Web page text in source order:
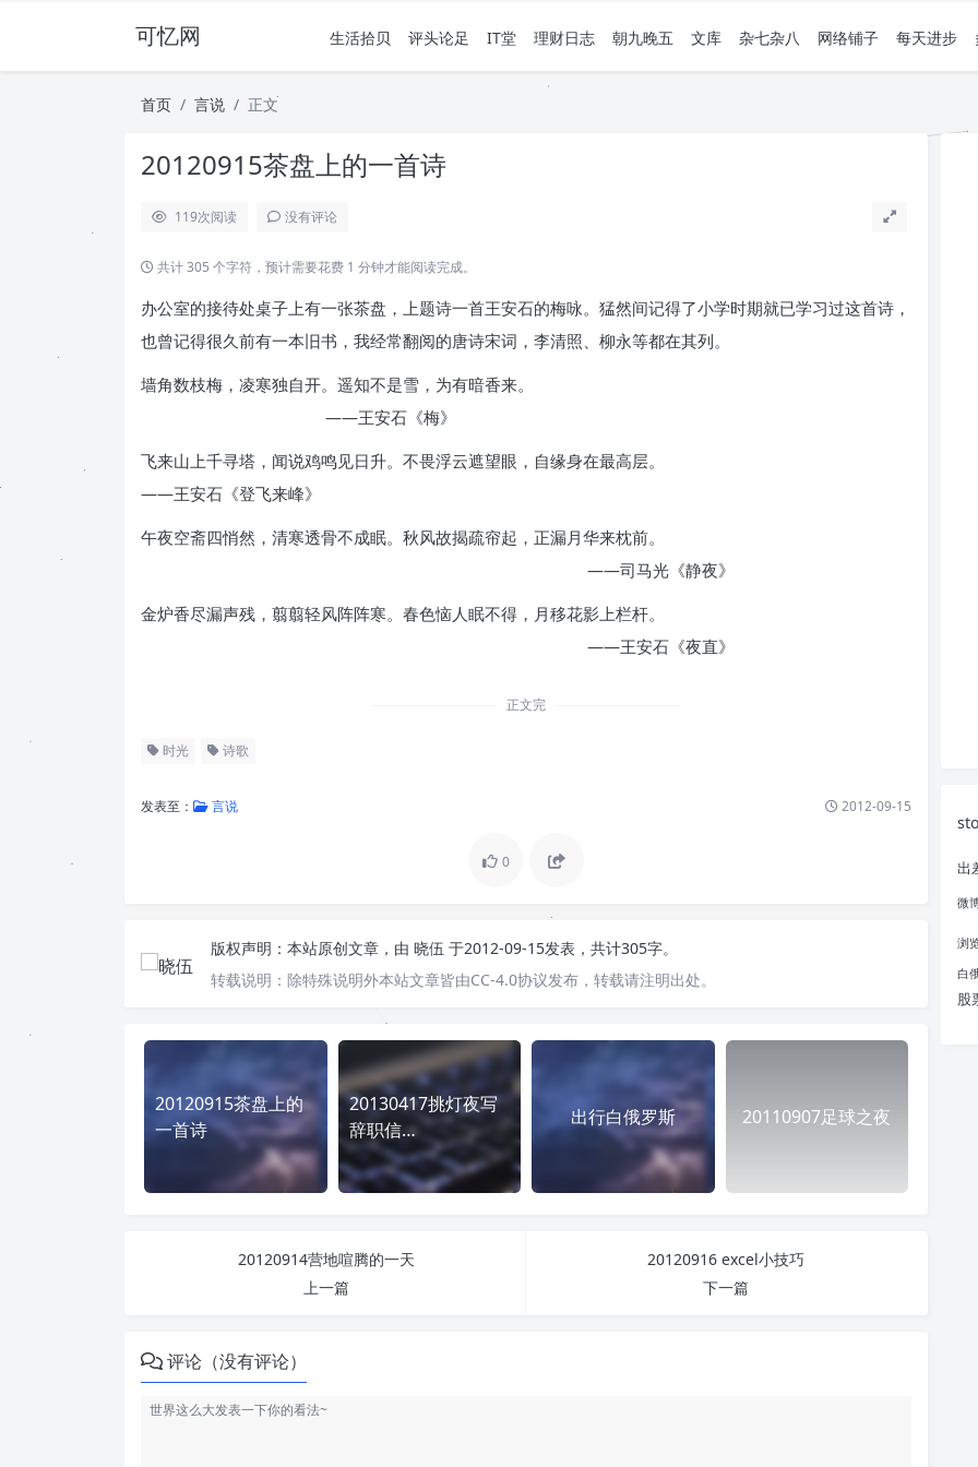
可忆网 生活拾贝 评头论足 IT堂 理财日志 朝九晚五 文库 杂七杂八 网络铺子 每天进步
首页 言说 正文
20120915茶盘上的一首诗
119次阅读 没有评论
共计 305 个字符，预计需要花费 1 分钟才能阅读完成。
办公室的接待处桌子上有一张茶盘，上题诗一首王安石的梅咏。猛然间记得了小学时期就已学习过这首诗，
也曾记得很久前有一本旧书，我经常翻阅的唐诗宋词，李清照、柳永等都在其列。
墙角数枝梅，凌寒独自开。遥知不是雪，为有暗香来。
——王安石《梅》
飞来山上千寻塔，闻说鸡鸣见日升。不畏浮云遮望眼，自缘身在最高层。
——王安石《登飞来峰》
午夜空斋四悄然，清寒透骨不成眠。秋风故揭疏帘起，正漏月华来枕前。
——司马光《静夜》
金炉香尽漏声残，翦翦轻风阵阵寒。春色恼人眠不得，月移花影上栏杆。
——王安石《夜直》
正文完
时光 诗歌
发表至： 言说 2012-09-15
0
版权声明： 本站原创文章，由 晓伍 于2012-09-15发表，共计305字。
转载说明： 除特殊说明外本站文章皆由CC-4.0协议发布，转载请注明出处。
20120915茶盘上的
一首诗
20130417挑灯夜写
辞职信…
出行白俄罗斯 20110907足球之夜
20120914营地喧腾的一天
上一篇
20120916 excel小技巧
下一篇
评论（没有评论）
出
微
浏
白
股